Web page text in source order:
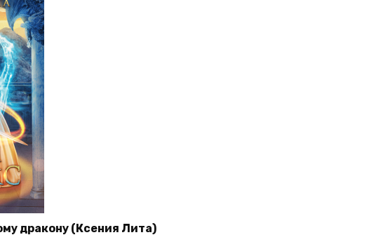
дракону (Ксения Лита)